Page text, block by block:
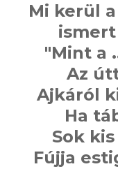
Mi kerül
"Mint a
Az
Ajkáról
Ha
Sok
Fújja